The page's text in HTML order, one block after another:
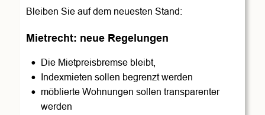
Bleiben Sie auf dem neuesten Stand:
Mietrecht: neue Regelungen
• Die Mietpreisbremse bleibt,
• Indexmieten sollen begrenzt werden
• möblierte Wohnungen sollen transparenter
werden